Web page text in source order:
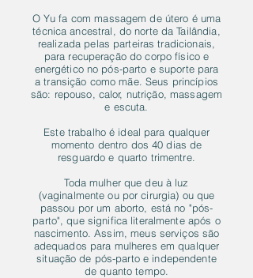
O Yu fa com massagem de útero é uma
técnica ancestral, do norte da Tailândia,
realizada pelas parteiras tradicionais,
para recuperação do corpo físico e
energético no pós-parto e suporte para
a transição como mãe. Seus princípios
são: repouso, calor, nutrição, massagem
e escuta.
Este trabalho é ideal para qualquer
momento dentro dos 40 dias de
resguardo e quarto trimentre.
Toda mulher que deu à luz
(vaginalmente ou por cirurgia) ou que
passou por um aborto, está no "pós-
parto", que significa literalmente após o
nascimento. Assim, meus serviços são
adequados para mulheres em qualquer
situação de pós-parto e independente
de quanto tempo.